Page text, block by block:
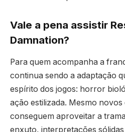
Vale a pena assistir
Damnation?
Para quem acompanha a
continua sendo a adaptação
espírito dos jogos: horror
ação estilizada. Mesmo
conseguem aproveitar a
enxuto, interpretações